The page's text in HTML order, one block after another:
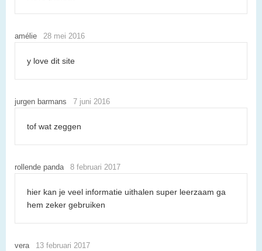
amélie 28 mei 2016
y love dit site
jurgen barmans 7 juni 2016
tof wat zeggen
rollende panda 8 februari 2017
hier kan je veel informatie uithalen super leerzaam ga
hem zeker gebruiken
vera 13 februari 2017